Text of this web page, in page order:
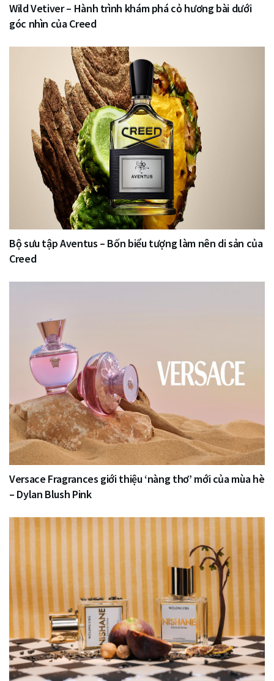
Wild Vetiver – Hành trình khám phá cỏ hương bài dưới
góc nhìn của Creed
Bộ sưu tập Aventus – Bốn biểu tượng làm nên di sản của
Creed
Versace Fragrances giới thiệu ‘nàng thơ’ mới của mùa hè
– Dylan Blush Pink